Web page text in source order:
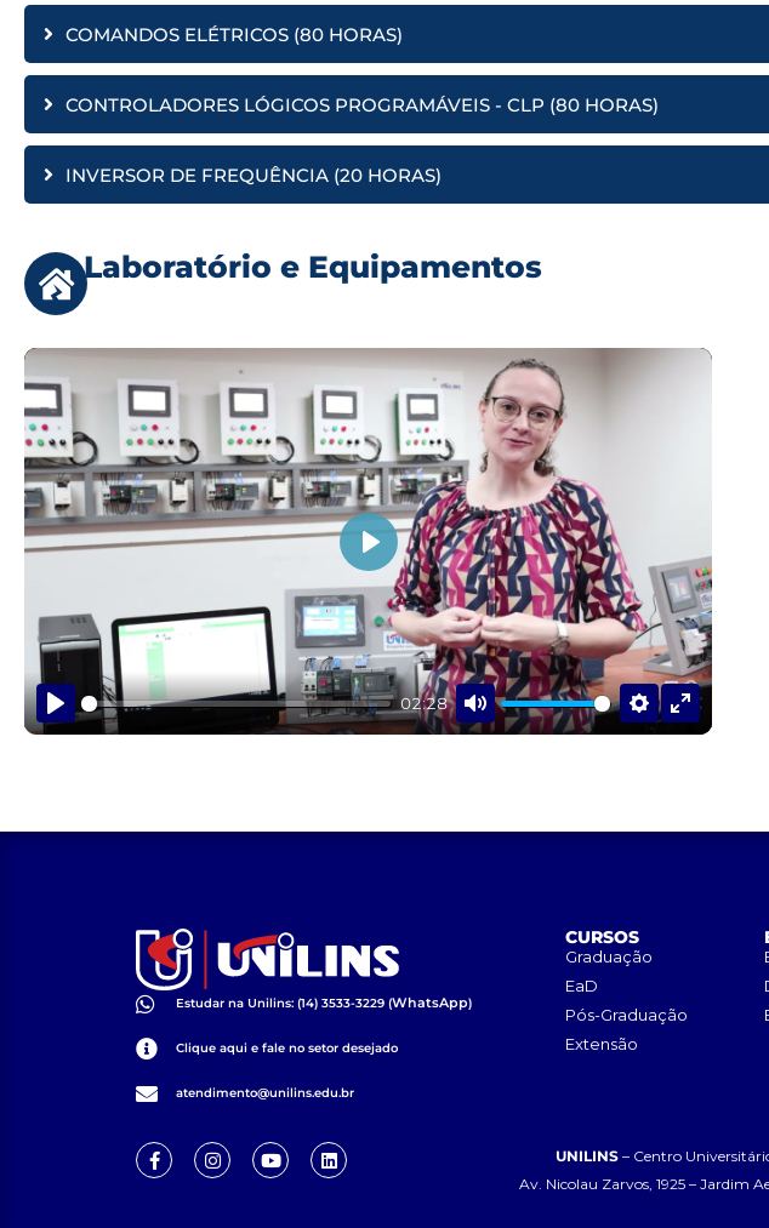
COMANDOS ELÉTRICOS (80 HORAS)
CONTROLADORES LÓGICOS PROGRAMÁVEIS - CLP (80 HORAS)
INVERSOR DE FREQUÊNCIA (20 HORAS)
Laboratório e Equipamentos
PLAY
02:28
MUTE SETTINGS
ENTER
PLAY
Estudar na Unilins: (14) 3533-3229 (WhatsApp)
Clique aqui e fale no setor desejado
atendimento@unilins.edu.br
CURSOS
Graduação
EaD
Pós-Graduação
Extensão
UNILINS – Centro
Av. Nicolau Zarvos, 1925 – Jardim